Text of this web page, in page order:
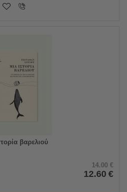
βαρελιού
14.00 €
12.60 €